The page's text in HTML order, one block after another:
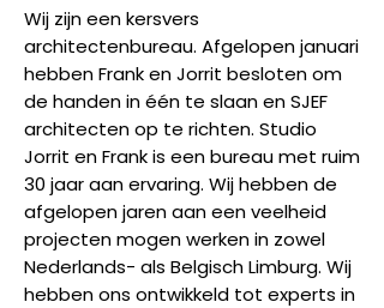
Wij zijn een kersvers
architectenbureau. Afgelopen januari
hebben Frank en Jorrit besloten om
de handen in één te slaan en SJEF
architecten op te richten. Studio
Jorrit en Frank is een bureau met ruim
30 jaar aan ervaring. Wij hebben de
afgelopen jaren aan een veelheid
projecten mogen werken in zowel
Nederlands- als Belgisch Limburg. Wij
hebben ons ontwikkeld tot experts in